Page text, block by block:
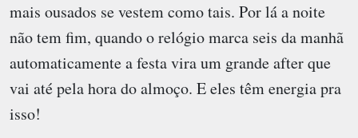
mais ousados se vestem como tais. Por lá a noite
não tem fim, quando o relógio marca seis da manhã
automaticamente a festa vira um grande after que
vai até pela hora do almoço. E eles têm energia pra
isso!